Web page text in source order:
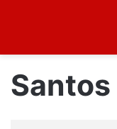
Santos